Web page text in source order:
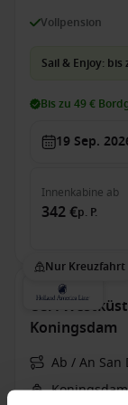
Vollpension
Sail & Enjoy:
Bis zu 49 €
19 Sep.
Innenkabine ab
342 €p. P.
Nur Kreuzfahrt
USA
Koningsdam
Ab / An San
Koningsdam